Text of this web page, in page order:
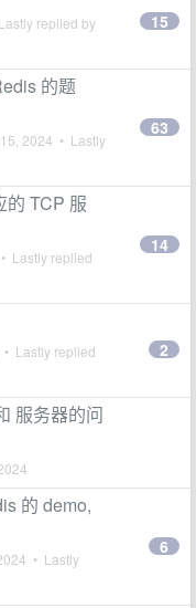
replied by 15
的题
2024 • Lastly
63
的 TCP 服
• Lastly replied
14
• Lastly replied
2
服务器的问
的 demo,
• Lastly
6